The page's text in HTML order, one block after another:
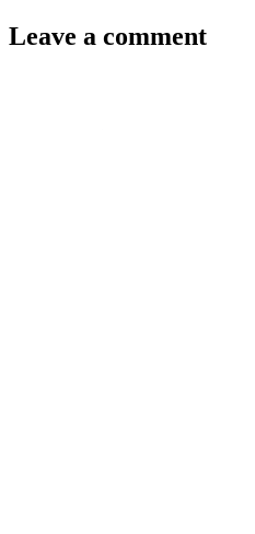
Leave a comment